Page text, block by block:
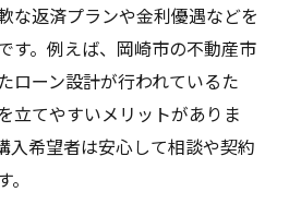
な返済プランや金利優遇などを
す。例えば、岡崎市の不動産市
ローン設計が行われているた
立てやすいメリットがありま
入希望者は安心して相談や契約